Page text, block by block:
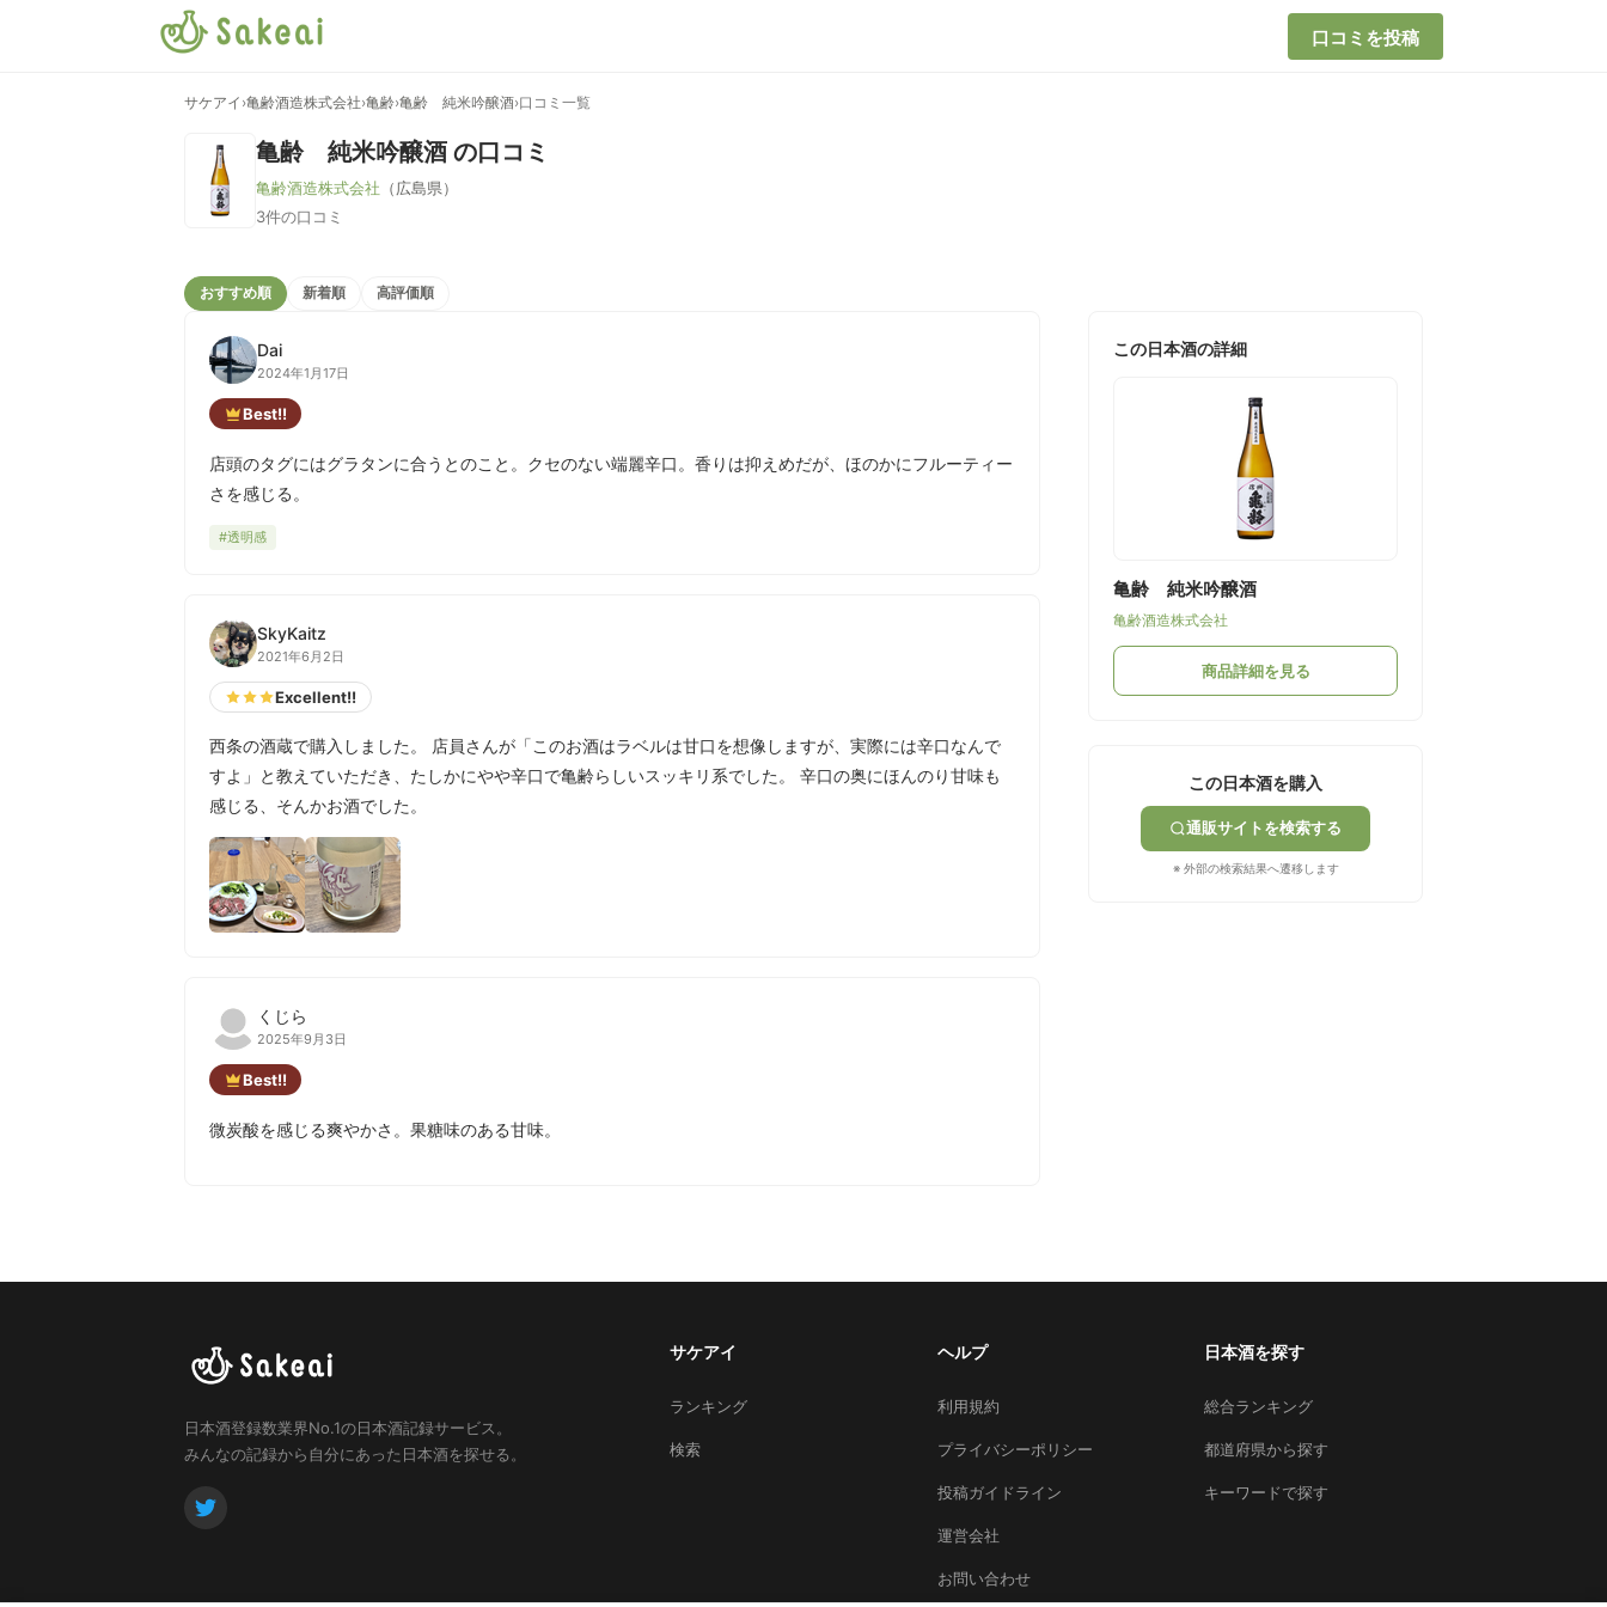
口コミを投稿
サケアイ ›亀齢酒造株式会社›亀齢›亀齢 純米吟醸酒›口コミ一覧
亀齢 純米吟醸酒 の口コミ
亀齢酒造株式会社 （広島県）
3件の口コミ
おすすめ順 新着順 高評価順
Dai
2024年1月17日
Best!!
店頭のタグにはグラタンに合うとのこと。クセのない端麗辛口。香りは抑えめだが、ほのかにフルーティー
さを感じる。
#透明感
SkyKaitz
2021年6月2日
Excellent!!
西条の酒蔵で購入しました。 店員さんが「このお酒はラベルは甘口を想像しますが、実際には辛口なんで
すよ」と教えていただき、たしかにやや辛口で亀齢らしいスッキリ系でした。 辛口の奥にほんのり甘味も
感じる、そんかお酒でした。
くじら
2025年9月3日
Best!!
微炭酸を感じる爽やかさ。果糖味のある甘味。
この日本酒の詳細
亀齢 純米吟醸酒
亀齢酒造株式会社
商品詳細を見る
この日本酒を購入
通販サイトを検索する
※ 外部の検索結果へ遷移します
日本酒登録数業界No.1の日本酒記録サービス。
みんなの記録から自分にあった日本酒を探せる。
サケアイ
ランキング
検索
ヘルプ
利用規約
プライバシーポリシー
投稿ガイドライン
運営会社
お問い合わせ
日本酒を探す
総合ランキング
都道府県から探す
キーワードで探す